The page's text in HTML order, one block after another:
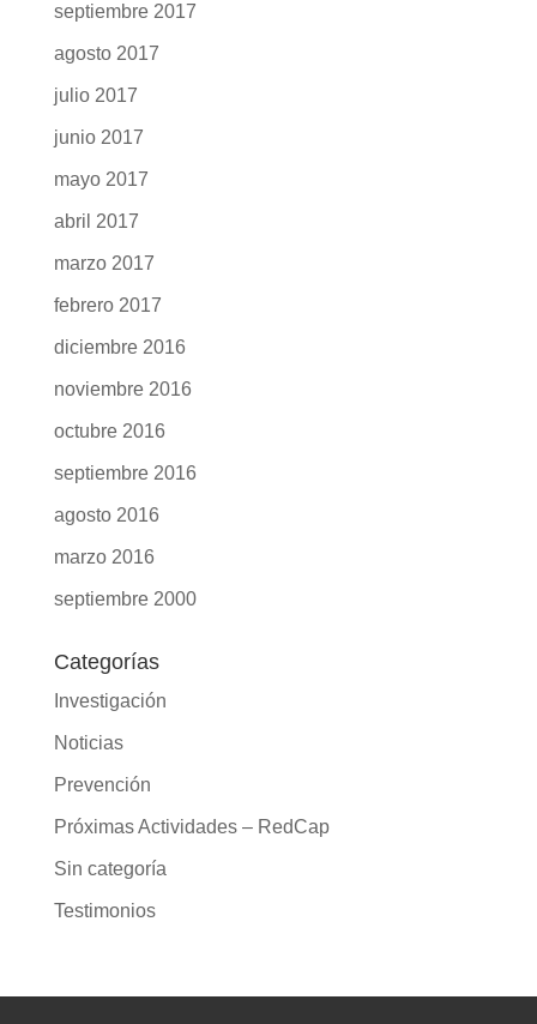
septiembre 2017
agosto 2017
julio 2017
junio 2017
mayo 2017
abril 2017
marzo 2017
febrero 2017
diciembre 2016
noviembre 2016
octubre 2016
septiembre 2016
agosto 2016
marzo 2016
septiembre 2000
Categorías
Investigación
Noticias
Prevención
Próximas Actividades – RedCap
Sin categoría
Testimonios